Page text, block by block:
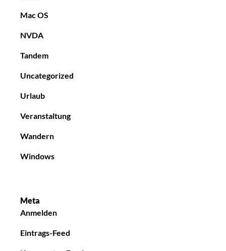
Mac OS
NVDA
Tandem
Uncategorized
Urlaub
Veranstaltung
Wandern
Windows
Meta
Anmelden
Eintrags-Feed